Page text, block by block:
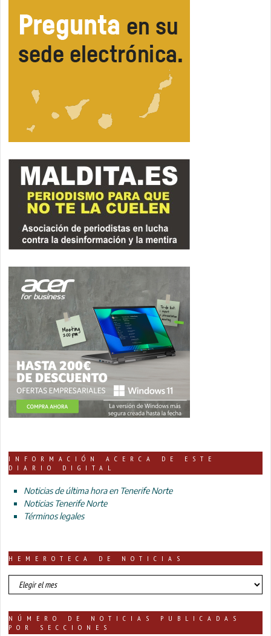
INFORMACIÓN ACERCA DE ESTE
DIARIO DIGITAL
Noticias de última hora en Tenerife Norte
Noticias Tenerife Norte
Términos legales
HEMEROTECA DE NOTICIAS
HEMEROTECA
DE
NÚMERO DE NOTICIAS PUBLICADAS
POR SECCIONES